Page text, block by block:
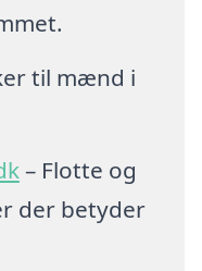
til mænd i
– Flotte og
der betyder